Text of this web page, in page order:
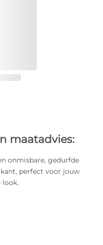
maatadvies:
onmisbare, gedurfde
perfect voor jouw
look.